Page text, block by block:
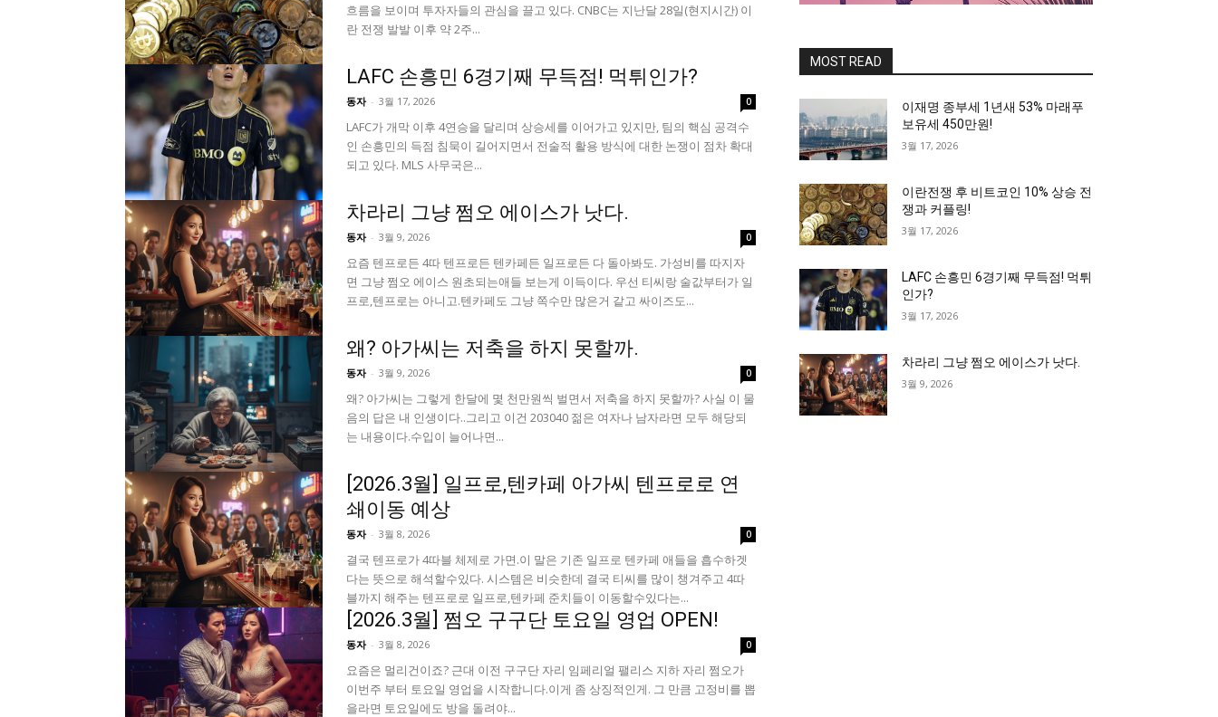
흐름을 보이며 투자자들의 관심을 끌고 있다. CNBC는 지난달 28일(현지시간) 이
란 전쟁 발발 이후 약 2주...
LAFC 손흥민 6경기째 무득점! 먹튀인가?
동자 - 3월 17, 2026 0
LAFC가 개막 이후 4연승을 달리며 상승세를 이어가고 있지만, 팀의 핵심 공격수
인 손흥민의 득점 침묵이 길어지면서 전술적 활용 방식에 대한 논쟁이 점차 확대
되고 있다. MLS 사무국은...
차라리 그냥 쩜오 에이스가 낫다.
동자 - 3월 9, 2026 0
요즘 텐프로든 4따 텐프로든 텐카페든 일프로든 다 돌아봐도. 가성비를 따지자
면 그냥 쩜오 에이스 원초되는애들 보는게 이득이다. 우선 티씨랑 술값부터가 일
프로,텐프로는 아니고.텐카페도 그냥 쪽수만 많은거 같고 싸이즈도...
왜? 아가씨는 저축을 하지 못할까.
동자 - 3월 9, 2026 0
왜? 아가씨는 그렇게 한달에 몇 천만원씩 벌면서 저축을 하지 못할까? 사실 이 물
음의 답은 내 인생이다..그리고 이건 203040 젊은 여자나 남자라면 모두 해당되
는 내용이다.수입이 늘어나면...
[2026.3월] 일프로,텐카페 아가씨 텐프로로 연
쇄이동 예상
동자 - 3월 8, 2026 0
결국 텐프로가 4따블 체제로 가면.이 말은 기존 일프로 텐카페 애들을 흡수하겟
다는 뜻으로 해석할수있다. 시스템은 비슷한데 결국 티씨를 많이 챙겨주고 4따
블까지 해주는 텐프로로 일프로,텐카페 준치들이 이동할수있다는...
[2026.3월] 쩜오 구구단 토요일 영업 OPEN!
동자 - 3월 8, 2026 0
요즘은 멀리건이죠? 근대 이전 구구단 자리 임페리얼 팰리스 지하 자리 쩜오가
이번주 부터 토요일 영업을 시작합니다.이게 좀 상징적인게. 그 만큼 고정비를 뽑
을라면 토요일에도 방을 돌려야...
MOST READ
이재명 종부세 1년새 53% 마래푸
보유세 450만원!
3월 17, 2026
이란전쟁 후 비트코인 10% 상승 전
쟁과 커플링!
3월 17, 2026
LAFC 손흥민 6경기째 무득점! 먹튀
인가?
3월 17, 2026
차라리 그냥 쩜오 에이스가 낫다.
3월 9, 2026